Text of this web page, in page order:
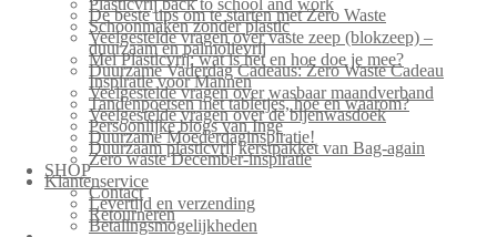
Plasticvrij back to school and work
De beste tips om te starten met Zero Waste
Schoonmaken zonder plastic
Veelgestelde vragen over vaste zeep (blokzeep) –
duurzaam en palmolievrij
Mei Plasticvrij: wat is het en hoe doe je mee?
Duurzame Vaderdag Cadeaus: Zero Waste Cadeau
Inspiratie voor Mannen
Veelgestelde vragen over wasbaar maandverband
Tandenpoetsen met tabletjes, hoe en waarom?
Veelgestelde vragen over de bijenwasdoek
Persoonlijke blogs van Inge
Duurzame Moederdaginspiratie!
Duurzaam plasticvrij kerstpakket van Bag-again
Zero waste December-inspiratie
SHOP
Klantenservice
Contact
Levertijd en verzending
Retourneren
Betalingsmogelijkheden